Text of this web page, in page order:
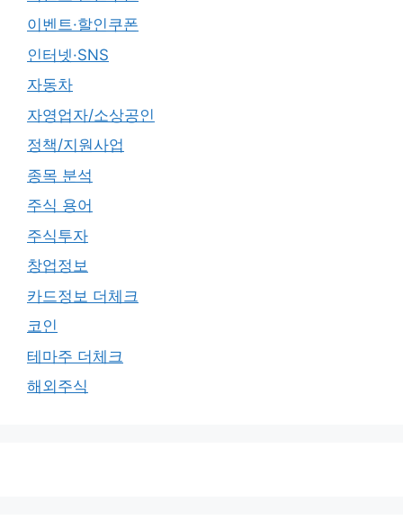
이벤트·할인쿠폰
인터넷·SNS
자동차
자영업자/소상공인
정책/지원사업
종목 분석
주식 용어
주식투자
창업정보
카드정보 더체크
코인
테마주 더체크
해외주식